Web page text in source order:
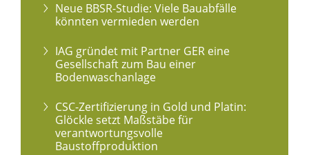
Neue BBSR-Studie: Viele Bauabfälle
könnten vermieden werden
IAG gründet mit Partner GER eine
Gesellschaft zum Bau einer
Bodenwaschanlage
CSC-Zertifizierung in Gold und Platin:
Glöckle setzt Maßstäbe für
verantwortungsvolle
Baustoffproduktion